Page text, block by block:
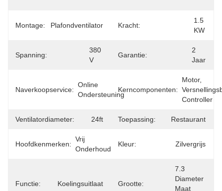
Montage: Plafondventilator Kracht:
1.5
KW
Spanning:
380
V
Garantie:
2
Jaar
Naverkoopservice:
Online
Ondersteuning
Kerncomponenten:
Motor,
Controller
Ventilatordiameter: 24ft Toepassing: Restaurant
Hoofdkenmerken:
Vrij
Onderhoud
Kleur: Zilvergrijs
Functie: Koelingsuitlaat Grootte:
7.3
Diameter
Maat